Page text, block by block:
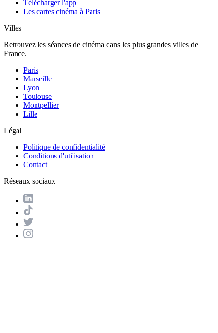
Télécharger l'app
Les cartes cinéma à Paris
Villes
Retrouvez les séances de cinéma dans les plus grandes villes de
France.
Paris
Marseille
Lyon
Toulouse
Montpellier
Lille
Légal
Politique de confidentialité
Conditions d'utilisation
Contact
Réseaux sociaux